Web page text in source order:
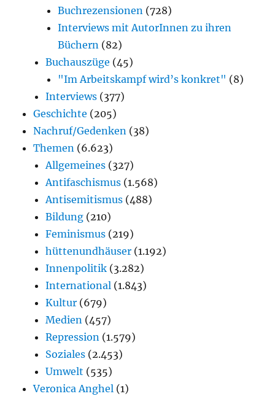
Buchrezensionen (728)
Interviews mit AutorInnen zu ihren
Büchern (82)
Buchauszüge (45)
"Im Arbeitskampf wird’s konkret" (8)
Interviews (377)
Geschichte (205)
Nachruf/Gedenken (38)
Themen (6.623)
Allgemeines (327)
Antifaschismus (1.568)
Antisemitismus (488)
Bildung (210)
Feminismus (219)
hüttenundhäuser (1.192)
Innenpolitik (3.282)
International (1.843)
Kultur (679)
Medien (457)
Repression (1.579)
Soziales (2.453)
Umwelt (535)
Veronica Anghel (1)